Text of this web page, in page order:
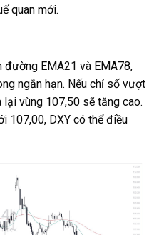
quan mới.
đường EMA21 và EMA78,
ngắn hạn. Nếu chỉ số vượt
vùng 107,50 sẽ tăng cao.
107,00, DXY có thể điều